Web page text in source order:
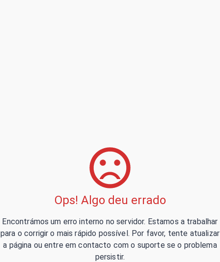
Ops! Algo deu errado
Encontrámos um erro interno no servidor. Estamos a trabalhar
para o corrigir o mais rápido possível. Por favor, tente atualizar
a página ou entre em contacto com o suporte se o problema
persistir.